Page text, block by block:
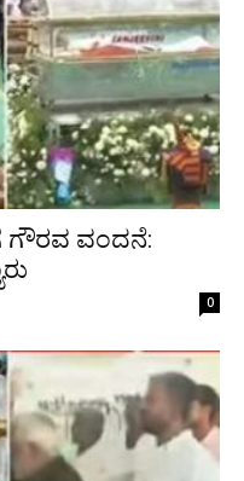
ಗೌರವ ವಂದನೆ:
0